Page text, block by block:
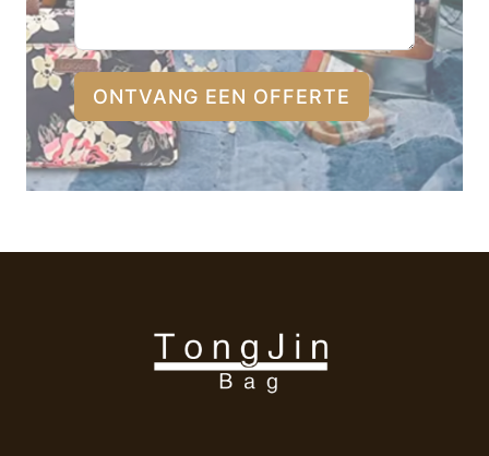
ONTVANG EEN OFFERTE